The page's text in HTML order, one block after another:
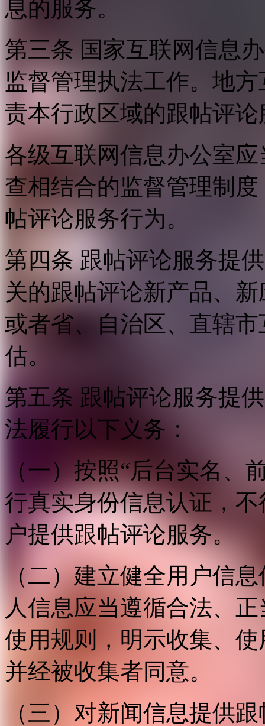
息的服务。
第三条 国家互联网信息
监督管理执法工作。地
责本行政区域的跟帖评
各级互联网信息办公室
查相结合的监督管理制
帖评论服务行为。
第四条 跟帖评论服务提
关的跟帖评论新产品、
或者省、自治区、直辖
估。
第五条 跟帖评论服务提
法履行以下义务：
（一）按照“后台实名、
行真实身份信息认证，
户提供跟帖评论服务。
（二）建立健全用户信
人信息应当遵循合法、
使用规则，明示收集、
并经被收集者同意。
（三）对新闻信息提供